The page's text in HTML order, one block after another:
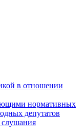
в отношении
нормативных
депутатов